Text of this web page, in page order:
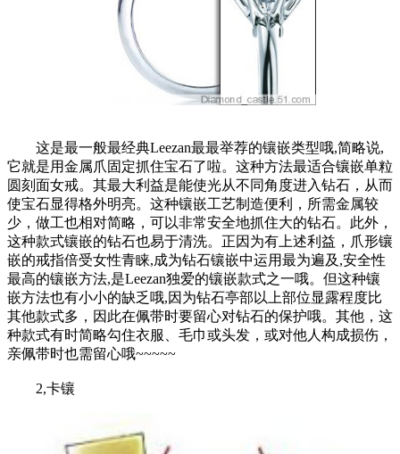
这是最一般最经典Leezan最最举荐的镶嵌类型哦,简略说,
它就是用金属爪固定抓住宝石了啦。这种方法最适合镶嵌单粒
圆刻面女戒。其最大利益是能使光从不同角度进入钻石，从而
使宝石显得格外明亮。这种镶嵌工艺制造便利，所需金属较
少，做工也相对简略，可以非常安全地抓住大的钻石。此外，
这种款式镶嵌的钻石也易于清洗。正因为有上述利益，爪形镶
嵌的戒指倍受女性青睐,成为钻石镶嵌中运用最为遍及,安全性
最高的镶嵌方法,是Leezan独爱的镶嵌款式之一哦。但这种镶
嵌方法也有小小的缺乏哦,因为钻石亭部以上部位显露程度比
其他款式多，因此在佩带时要留心对钻石的保护哦。其他，这
种款式有时简略勾住衣服、毛巾或头发，或对他人构成损伤，
亲佩带时也需留心哦~~~~~
2,卡镶